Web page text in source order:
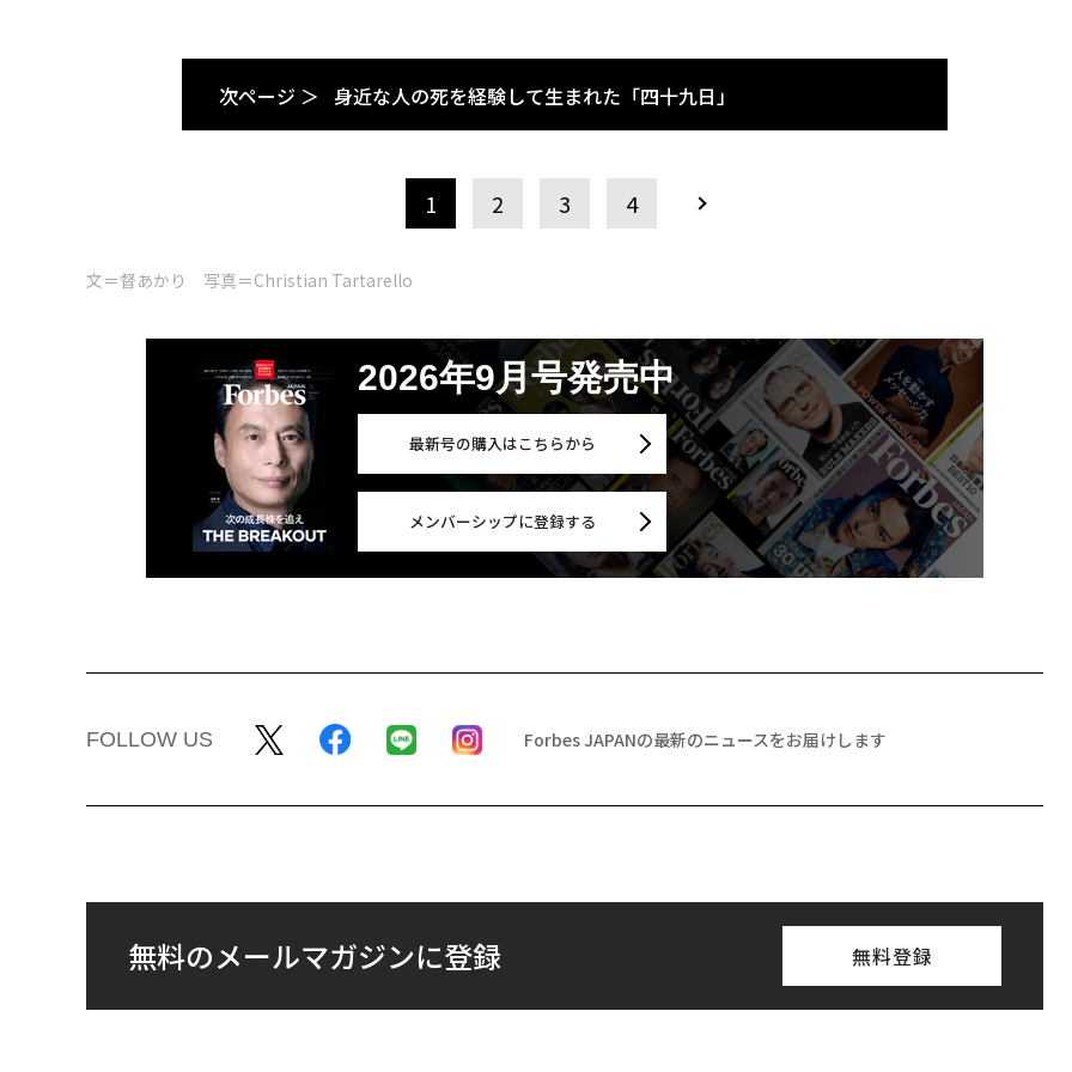
次ページ ＞ 身近な人の死を経験して生まれた「四十九日」
1 2 3 4
文＝督あかり 写真＝Christian Tartarello
2026年9月号発売中
最新号の購入はこちらから
メンバーシップに登録する
FOLLOW US Forbes JAPANの最新のニュースをお届けします
無料のメールマガジンに登録 無料登録